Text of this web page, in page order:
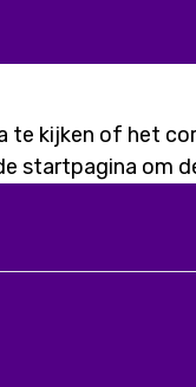
te kijken of het
startpagina om